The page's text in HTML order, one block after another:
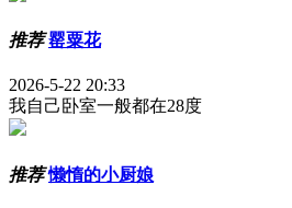
推荐罂粟花
2026-5-22 20:33
我自己卧室一般都在28度
推荐懒惰的小厨娘